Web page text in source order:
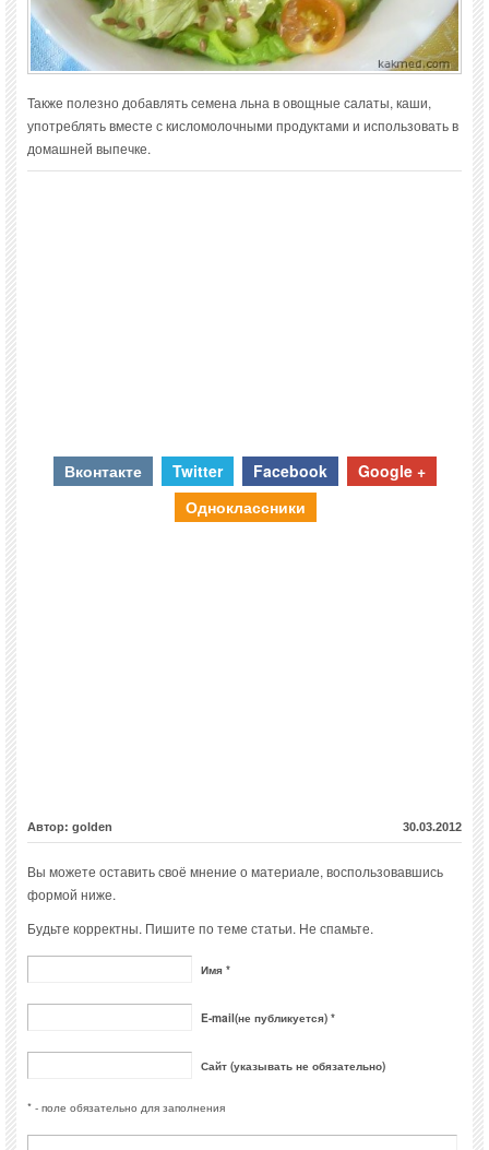
Также полезно добавлять семена льна в овощные салаты, каши,
употреблять вместе с кисломолочными продуктами и использовать в
домашней выпечке.
Вконтакте Twitter Facebook
Google +
Одноклассники
Автор: golden 30.03.2012
Вы можете оставить своё мнение о материале, воспользовавшись
формой ниже.
Будьте корректны. Пишите по теме статьи. Не спамьте.
Имя *
E-mail(не публикуется) *
Сайт (указывать не обязательно)
* - поле обязательно для заполнения